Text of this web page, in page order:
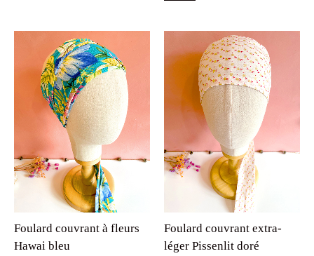
Foulard couvrant à fleurs
Hawai bleu
Foulard couvrant extra-
léger Pissenlit doré